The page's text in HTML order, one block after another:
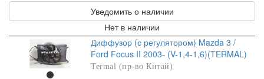
Уведомить о наличии
Нет в наличии
Диффузор (с регулятором) Mazda 3 /
Ford Focus II 2003- (V-1,4-1,6)(TERMAL)
Termal (пр-во Китай)